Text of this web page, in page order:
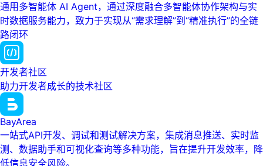
通用多智能体 AI Agent，通过深度融合多智能体协作架构与实
时数据服务能力，致力于实现从“需求理解”到“精准执行”的全链
路闭环
开发者社区
助力开发者成长的技术社区
BayArea
一站式API开发、调试和测试解决方案，集成消息推送、实时监
测、数据助手和可视化查询等多种功能，旨在提升开发效率，降
低信息安全风险。